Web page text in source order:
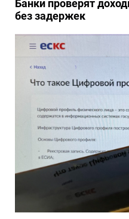
Банки проверят
без задержек